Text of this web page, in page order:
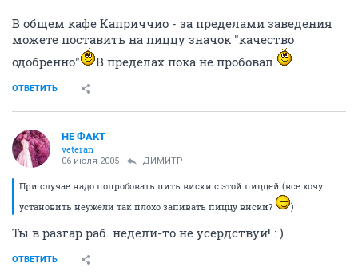
В общем кафе Каприччио - за пределами заведения
можете поставить на пиццу значок "качество
одобренно"
В пределах пока не пробовал.
ОТВЕТИТЬ
НЕ ФАКТ
veteran
06 июля 2005 ДИМИТР
При случае надо попробовать пить виски с этой пиццей (все хочу
установить неужели так плохо запивать пиццу виски?
)
Ты в разгар раб. недели-то не усердствуй! : )
ОТВЕТИТЬ